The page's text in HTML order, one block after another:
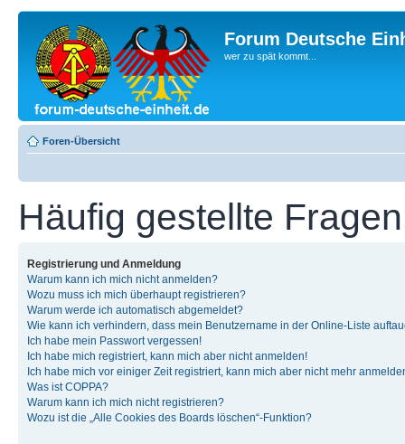
Forum Deutsche
wer zu spät kommt...
Foren-Übersicht
Häufig gestellte Fragen
Registrierung und Anmeldung
Warum kann ich mich nicht anmelden?
Wozu muss ich mich überhaupt registrieren?
Warum werde ich automatisch abgemeldet?
Wie kann ich verhindern, dass mein Benutzername in der Online-Liste
Ich habe mein Passwort vergessen!
Ich habe mich registriert, kann mich aber nicht anmelden!
Ich habe mich vor einiger Zeit registriert, kann mich aber nicht mehr
Was ist COPPA?
Warum kann ich mich nicht registrieren?
Wozu ist die „Alle Cookies des Boards löschen“-Funktion?